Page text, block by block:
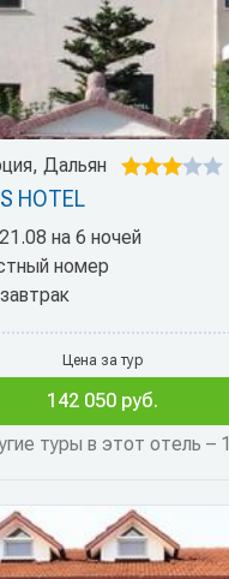
Дальян
HOTEL
на 6 ночей
номер
туры в этот отель – 1
Цена за тур
142 050 руб.